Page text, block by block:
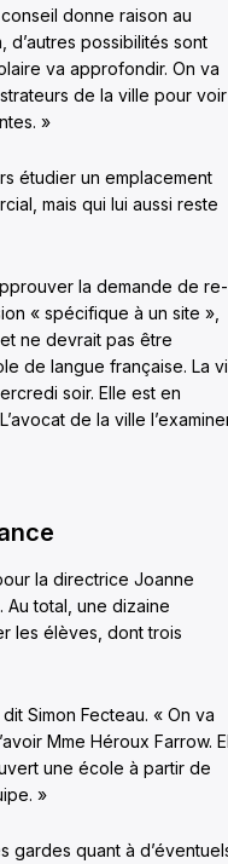
donne raison au
d’autres possibilités sont
va approfondir. On va
de la ville pour voir
»
étudier un emplacement
mais qui lui aussi reste
la demande de re-
« spécifique à un site »,
ne devrait pas être
de langue française. La
soir. Elle est en
de la ville
la directrice Joanne
Au total, une dizaine
les élèves, dont trois
Simon Fecteau. « On va
Mme Héroux Farrow.
une école à partir de
»
gardes quant à